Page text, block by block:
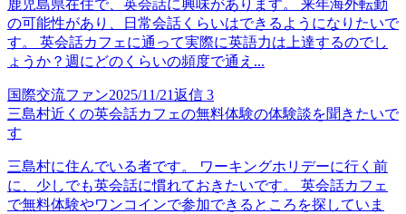
鹿児島県在住で、英会話に興味があります。 来年海外転勤
の可能性があり、日常会話くらいはできるようになりたいで
す。 英会話カフェに通って実際に英語力は上達するのでし
ょうか？週にどのくらいの頻度で通え...
国際交流ファン2025/11/21返信 3
三島村近くの英会話カフェの無料体験の体験談を聞きたいで
す
三島村に住んでいる者です。 ワーキングホリデーに行く前
に、少しでも英会話に慣れておきたいです。 英会話カフェ
で無料体験やワンコインで参加できるところを探していま